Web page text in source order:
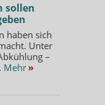
sollen
haben sich
Unter
–
Mehr »